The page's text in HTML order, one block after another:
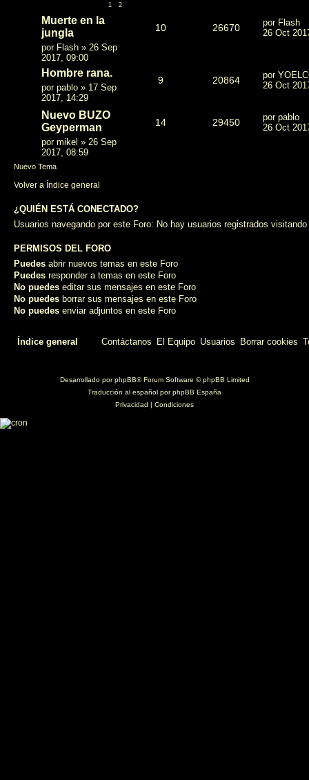
1 2
Muerte en la
jungla
por Flash » 26 Sep
2017, 09:00
10 26670 por Flash
26 Oct
Hombre rana.
por pablo » 17 Sep
2017, 14:29
9 20864 por
26 Oct
Nuevo BUZO
Geyperman
por mikel » 26 Sep
2017, 08:59
14 29450 por pablo
26 Oct
Nuevo Tema
Volver a Índice general
¿QUIÉN ESTÁ CONECTADO?
Usuarios navegando por este Foro: No hay usuarios registrados
PERMISOS DEL FORO
Puedes abrir nuevos temas en este Foro
Puedes responder a temas en este Foro
No puedes editar sus mensajes en este Foro
No puedes borrar sus mensajes en este Foro
No puedes enviar adjuntos en este Foro
Índice general Borrar cookies
Usuarios
El Equipo
Contáctanos
Desarrollado porphpBB® Forum Software © phpBB Limited
Traducción al español porphpBB España
Privacidad | Condiciones